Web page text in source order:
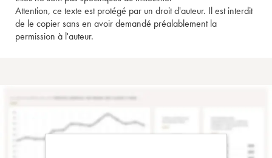
Attention, ce texte est protégé par un droit d'auteur. Il est interdit
de le copier sans en avoir demandé préalablement la
permission à l'auteur.